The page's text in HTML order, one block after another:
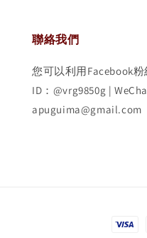
聯絡我們
您可以利用Facebook粉
ID：@vrg9850g |
apuguima@gmail.com